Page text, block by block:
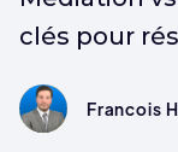
clés pour
Francois